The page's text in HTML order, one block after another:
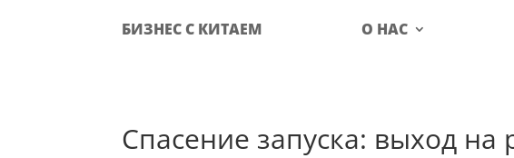
БИЗНЕС С КИТАЕМ О НАС
Спасение запуска: выход на